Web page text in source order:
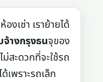
เช่า เราย้ายได้
างกรุงธนจุของ
ม่สะดวกที่จะใช้รถ
เพราะรถเล็ก